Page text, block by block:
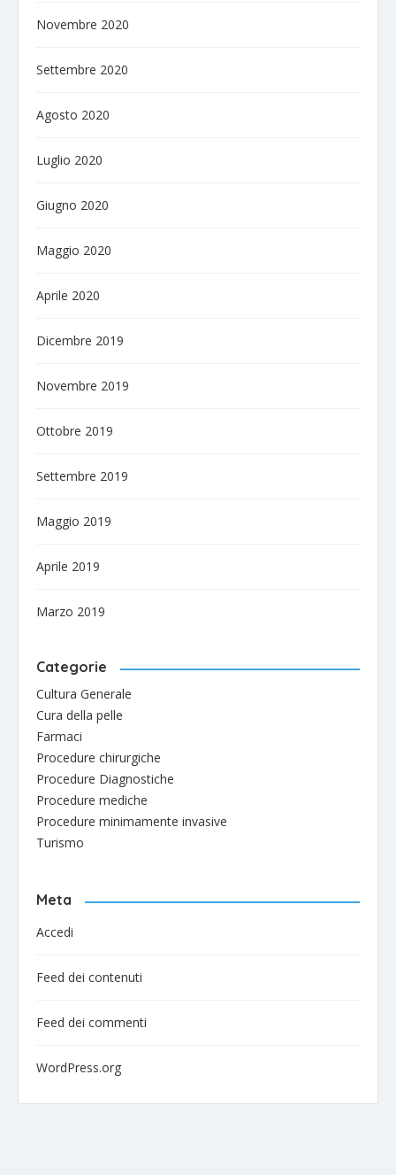
Novembre 2020
Settembre 2020
Agosto 2020
Luglio 2020
Giugno 2020
Maggio 2020
Aprile 2020
Dicembre 2019
Novembre 2019
Ottobre 2019
Settembre 2019
Maggio 2019
Aprile 2019
Marzo 2019
Categorie
Cultura Generale
Cura della pelle
Farmaci
Procedure chirurgiche
Procedure Diagnostiche
Procedure mediche
Procedure minimamente invasive
Turismo
Meta
Accedi
Feed dei contenuti
Feed dei commenti
WordPress.org